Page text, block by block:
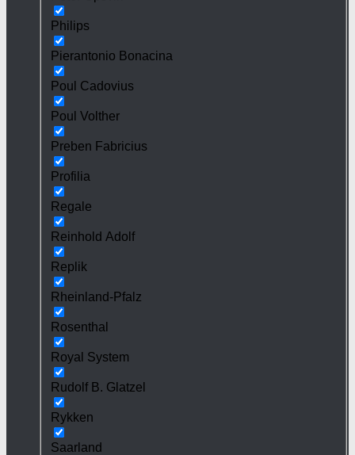
Philips
Pierantonio Bonacina
Poul Cadovius
Poul Volther
Preben Fabricius
Profilia
Regale
Reinhold Adolf
Replik
Rheinland-Pfalz
Rosenthal
Royal System
Rudolf B. Glatzel
Rykken
Saarland